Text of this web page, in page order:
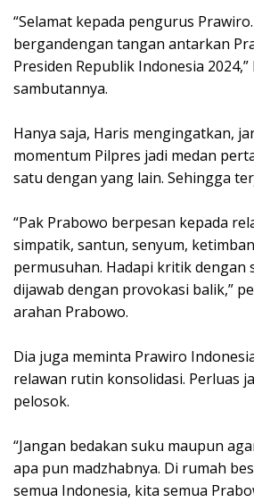
“Selamat kepada pengurus
bergandengan tangan antarkan
Presiden Republik Indonesia
sambutannya.
Hanya saja, Haris mengingatkan,
momentum Pilpres jadi medan
satu dengan yang lain. Sehingga
“Pak Prabowo berpesan kepada
simpatik, santun, senyum,
permusuhan. Hadapi kritik dengan
dijawab dengan provokasi balik,”
arahan Prabowo.
Dia juga meminta Prawiro
relawan rutin konsolidasi. Perluas
pelosok.
“Jangan bedakan suku maupun
apa pun madzhabnya. Di rumah
semua Indonesia, kita semua